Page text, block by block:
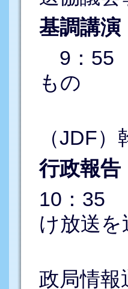
基調講演
9：55
もの
藤井
（JDF）
行政報告
10：35
け放送
平
政局情報